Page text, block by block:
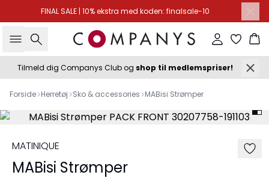
FINAL SALE | 10% ekstra med koden: finalsale-10
Søg Log ind
Tilmeld dig Companys Club og shop til medlemspriser!
Forside Herretøj Sko & accessories MABisi Strømper
MATINIQUE
MABisi Strømper